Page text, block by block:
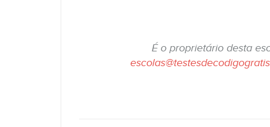
É o proprietário desta